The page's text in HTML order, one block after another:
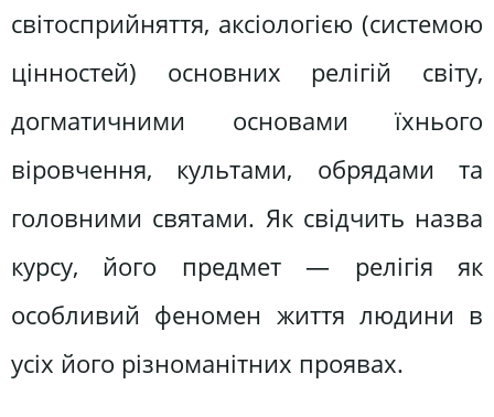
світосприйняття, аксіологією (системою
цінностей) основних релігій світу,
догматичними основами їхнього
віровчення, культами, обрядами та
головними святами. Як свідчить назва
курсу, його предмет — релігія як
особливий феномен життя людини в
усіх його різноманітних проявах.